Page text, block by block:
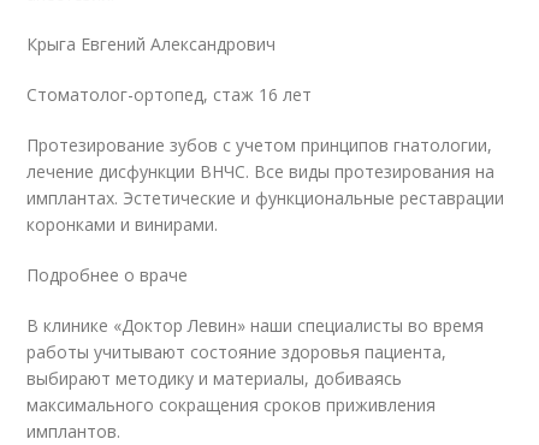
Крыга Евгений Александрович
Стоматолог-ортопед, стаж 16 лет
Протезирование зубов с учетом принципов гнатологии,
лечение дисфункции ВНЧС. Все виды протезирования на
имплантах. Эстетические и функциональные реставрации
коронками и винирами.
Подробнее о враче
В клинике «Доктор Левин» наши специалисты во время
работы учитывают состояние здоровья пациента,
выбирают методику и материалы, добиваясь
максимального сокращения сроков приживления
имплантов.